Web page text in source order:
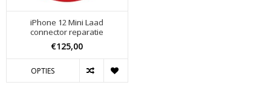
iPhone 12 Mini Laad
connector reparatie
€125,00
OPTIES